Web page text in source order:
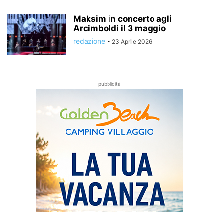
Maksim in concerto agli
Arcimboldi il 3 maggio
redazione - 23 Aprile 2026
pubblicità